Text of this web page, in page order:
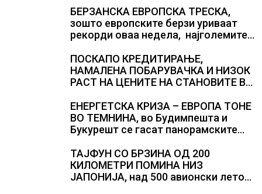
БЕРЗАНСКА ЕВРОПСКА ТРЕСКА,
зошто европските берзи уриваат
рекорди оваа недела, најголемите
компании за ВИ
ПОСКАПО КРЕДИТИРАЊЕ,
НАМАЛЕНА ПОБАРУВАЧКА И НИЗОК
РАСТ НА ЦЕНИТЕ НА СТАНОВИТЕ ВО
Штутгарт градот на
автомобилската индустрија која е
во криза
ЕНЕРГЕТСКА КРИЗА – ЕВРОПА ТОНЕ
ВО ТЕМНИНА, во Будимпешта и
Букурешт се гасат панорамските
ТАЈФУН СО БРЗИНА ОД 200
КИЛОМЕТРИ ПОМИНА НИЗ
ЈАПОНИЈА, над 500 авионски летови